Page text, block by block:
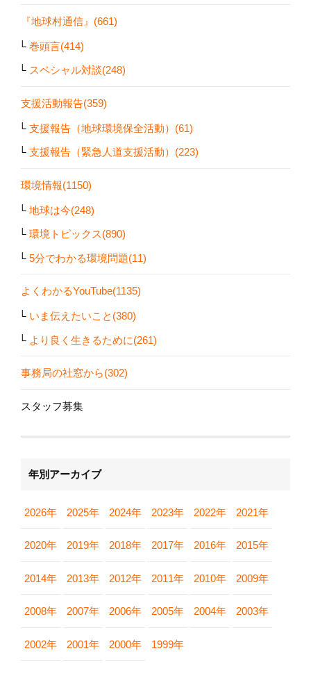
『地球村通信』(661)
巻頭言(414)
スペシャル対談(248)
支援活動報告(359)
支援報告（地球環境保全活動）(61)
支援報告（緊急人道支援活動）(223)
環境情報(1150)
地球は今(248)
環境トピックス(890)
5分でわかる環境問題(11)
よくわかるYouTube(1135)
いま伝えたいこと(380)
より良く生きるために(261)
事務局の社窓から(302)
スタッフ募集
年別アーカイブ
2026年 2025年 2024年 2023年 2022年 2021年
2020年 2019年 2018年 2017年 2016年 2015年
2014年 2013年 2012年 2011年 2010年 2009年
2008年 2007年 2006年 2005年 2004年 2003年
2002年 2001年 2000年 1999年